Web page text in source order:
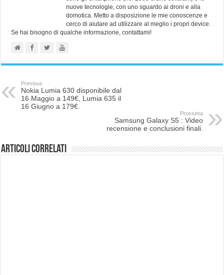
nuove tecnologie, con uno sguardo ai droni e alla
domotica. Metto a disposizione le mie conoscenze e
cerco di aiutare ad utilizzare al meglio i propri device.
Se hai bisogno di qualche informazione, contattami!
Previous
Nokia Lumia 630 disponibile dal
16 Maggio a 149€, Lumia 635 il
16 Giugno a 179€.
Prossima
Samsung Galaxy S5 : Video
recensione e conclusioni finali.
Articoli correlati